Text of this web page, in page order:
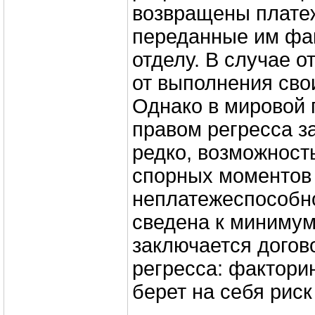
возвращены
переданные им
отделу. В случае
от выполнения
Однако в мировой
правом регресса
редко,
спорных
сведена к
заключается
регресса:
берет на себя